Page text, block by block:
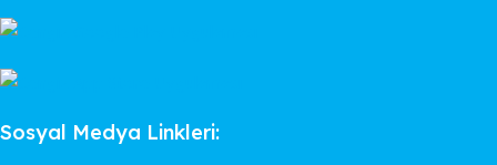
Sosyal Medya Linkleri: